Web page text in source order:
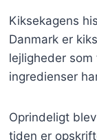
Kiksekagens
Danmark er
lejligheder
ingredienser
Oprindeligt
tiden er